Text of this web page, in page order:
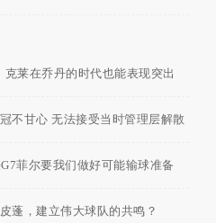
克莱在乔丹的时代也能表现突出
不甘心 无法接受当时管理层解散
菲尔要我们做好可能输球准备
蓬，建立伟大球队的共鸣？